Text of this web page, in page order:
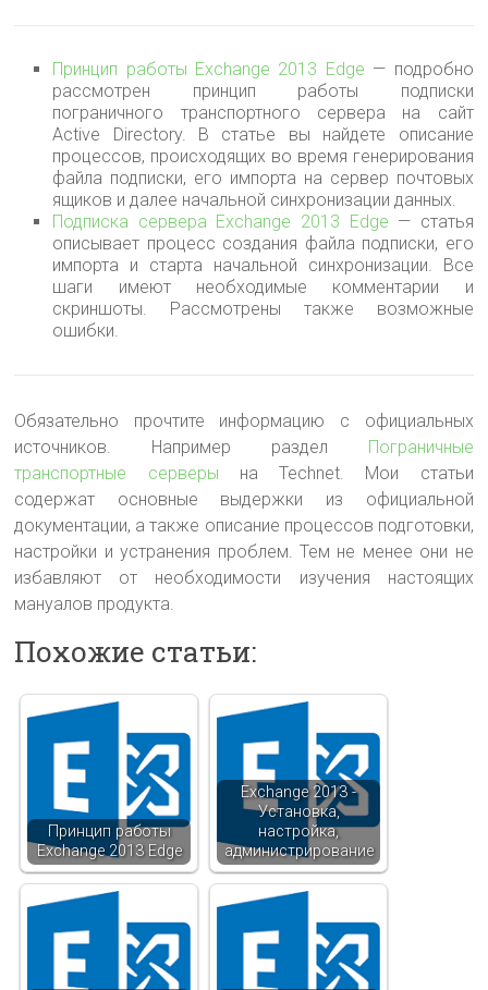
Принцип работы Exchange 2013 Edge — подробно
рассмотрен принцип работы подписки
пограничного транспортного сервера на сайт
Active Directory. В статье вы найдете описание
процессов, происходящих во время генерирования
файла подписки, его импорта на сервер почтовых
ящиков и далее начальной синхронизации данных.
Подписка сервера Exchange 2013 Edge — статья
описывает процесс создания файла подписки, его
импорта и старта начальной синхронизации. Все
шаги имеют необходимые комментарии и
скриншоты. Рассмотрены также возможные
ошибки.
Обязательно прочтите информацию с официальных
источников. Например раздел Пограничные
транспортные серверы на Technet. Мои статьи
содержат основные выдержки из официальной
документации, а также описание процессов подготовки,
настройки и устранения проблем. Тем не менее они не
избавляют от необходимости изучения настоящих
мануалов продукта.
Похожие статьи:
Принцип работы
Exchange 2013 Edge
Exchange 2013 -
Установка,
настройка,
администрирование